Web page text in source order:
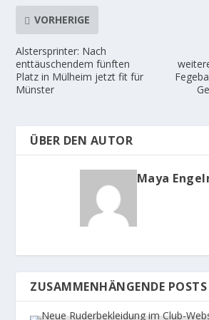
VORHERIGE
Alstersprinter: Nach
enttäuschendem fünften
Platz in Mülheim jetzt fit für
Münster
ÜBER DEN AUTOR
Maya
ZUSAMMENHÄNGENDE POSTS